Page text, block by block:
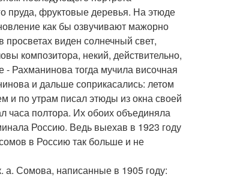
пруда, фруктовые деревья. На этюде
как бы озвучивают мажорно
виден солнечный свет,
композитора, некий, действительно,
Рахманинова тогда мучила височная
и дальше соприкасались: летом
и по утрам писал этюды из окна своей
часа полтора. Их обоих объединяла
Россию. Ведь выехав в 1923 году
в Россию так больше и не
а. Сомова, написанные в 1905 году: